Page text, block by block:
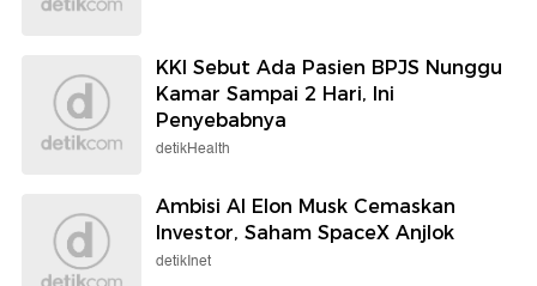
KKI Sebut Ada Pasien BPJS Nunggu
Kamar Sampai 2 Hari, Ini
Penyebabnya
detikHealth
Ambisi AI Elon Musk Cemaskan
Investor, Saham SpaceX Anjlok
detikInet